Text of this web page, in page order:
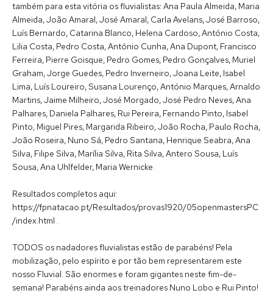
também para esta vitória os fluvialistas: Ana Paula Almeida, Maria
Almeida, João Amaral, José Amaral, Carla Avelans, José Barroso,
Luís Bernardo, Catarina Blanco, Helena Cardoso, António Costa,
Lilia Costa, Pedro Costa, António Cunha, Ana Dupont, Francisco
Ferreira, Pierre Goisque, Pedro Gomes, Pedro Gonçalves, Muriel
Graham, Jorge Guedes, Pedro Inverneiro, Joana Leite, Isabel
Lima, Luís Loureiro, Susana Lourenço, António Marques, Arnaldo
Martins, Jaime Milheiro, José Morgado, José Pedro Neves, Ana
Palhares, Daniela Palhares, Rui Pereira, Fernando Pinto, Isabel
Pinto, Miguel Pires, Margarida Ribeiro, João Rocha, Paulo Rocha,
João Roseira, Nuno Sá, Pedro Santana, Henrique Seabra, Ana
Silva, Filipe Silva, Marília Silva, Rita Silva, Antero Sousa, Luís
Sousa, Ana Uhlfelder, Maria Wernicke.
Resultados completos aqui:
https://fpnatacao.pt/Resultados/provas1920/05openmastersPC
/index.html .
TODOS os nadadores fluvialistas estão de parabéns! Pela
mobilização, pelo espírito e por tão bem representarem este
nosso Fluvial. São enormes e foram gigantes neste fim-de-
semana! Parabéns ainda aos treinadores Nuno Lobo e Rui Pinto!